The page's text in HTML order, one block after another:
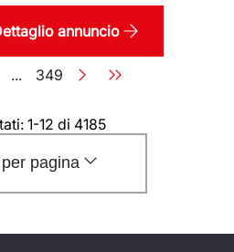
annuncio
... Pagina
349
1-12 di 4185
pagina